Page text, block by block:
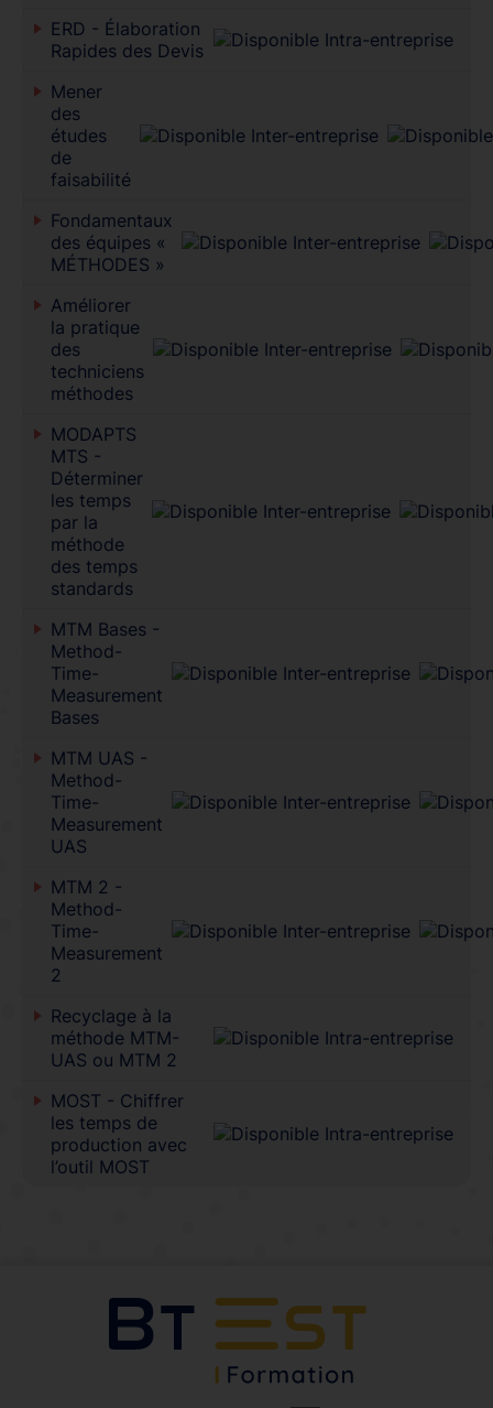
ERD - Élaboration
Rapides des Devis
Mener
des
études
de
faisabilité
Fondamentaux
des équipes «
MÉTHODES »
Améliorer
la pratique
des
techniciens
méthodes
MODAPTS
MTS -
Déterminer
les temps
par la
méthode
des temps
standards
MTM Bases -
Method-
Time-
Measurement
Bases
MTM UAS -
Method-
Time-
Measurement
UAS
MTM 2 -
Method-
Time-
Measurement
2
Recyclage à la
méthode MTM-
UAS ou MTM 2
MOST - Chiffrer
les temps de
production avec
l’outil MOST